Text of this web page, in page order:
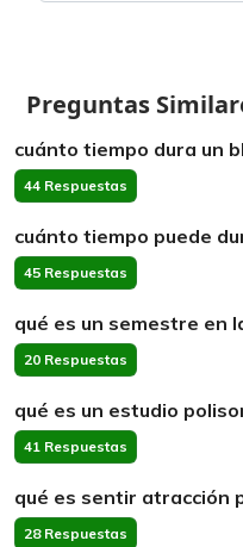
Preguntas
cuánto tiempo dura un
44 Respuestas
cuánto tiempo puede
45 Respuestas
qué es un semestre en
20 Respuestas
qué es un estudio
41 Respuestas
qué es sentir atracción
28 Respuestas